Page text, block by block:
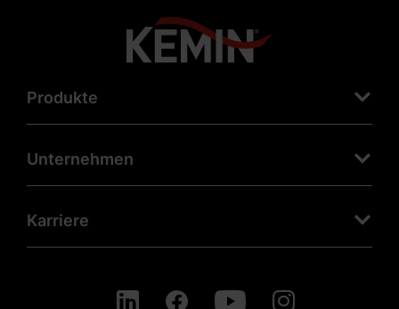
Produkte
Unternehmen
Karriere